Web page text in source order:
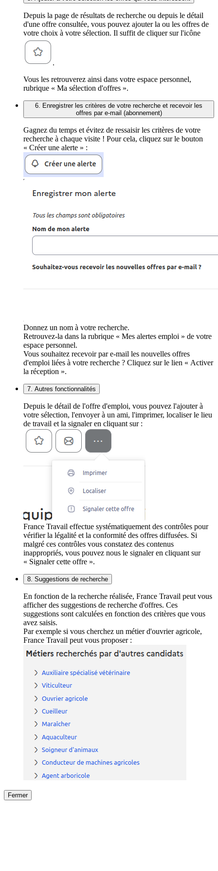
Depuis la page de résultats de recherche ou depuis le détail
d'une offre consultée, vous pouvez ajouter la ou les offres de
votre choix à votre sélection. Il suffit de cliquer sur l'icône
.
Vous les retrouverez ainsi dans votre espace personnel,
rubrique « Ma sélection d'offres ».
6. Enregistrer les critères de votre recherche et recevoir les
offres par e-mail (abonnement)
Gagnez du temps et évitez de ressaisir les critères de votre
recherche à chaque visite ! Pour cela, cliquez sur le bouton
« Créer une alerte » :
Donnez un nom à votre recherche.
Retrouvez-la dans la rubrique « Mes alertes emploi » de votre
espace personnel.
Vous souhaitez recevoir par e-mail les nouvelles offres
d'emploi liées à votre recherche ? Cliquez sur le lien « Activer
la réception ».
7. Autres fonctionnalités
Depuis le détail de l'offre d'emploi, vous pouvez l'ajouter à
votre sélection, l'envoyer à un ami, l'imprimer, localiser le lieu
de travail et la signaler en cliquant sur :
France Travail effectue systématiquement des contrôles pour
vérifier la légalité et la conformité des offres diffusées. Si
malgré ces contrôles vous constatez des contenus
inappropriés, vous pouvez nous le signaler en cliquant sur
« Signaler cette offre ».
8. Suggestions de recherche
En fonction de la recherche réalisée, France Travail peut vous
afficher des suggestions de recherche d'offres. Ces
suggestions sont calculées en fonction des critères que vous
avez saisis.
Par exemple si vous cherchez un métier d'ouvrier agricole,
France Travail peut vous proposer :
Fermer